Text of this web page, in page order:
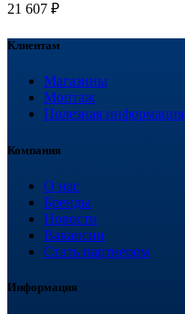
21 607 ₽
Клиентам
Магазины
Монтаж
Полезная информация
Компания
О нас
Бренды
Новости
Вакансии
Стать партнером
Информация